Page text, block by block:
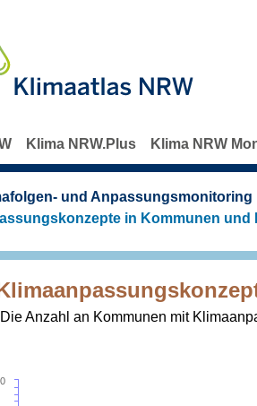
Klima NRW.Plus Klima NRW
und Anpassungsmonitoring
in Kommunen und
Anzahl an Kommunen mit